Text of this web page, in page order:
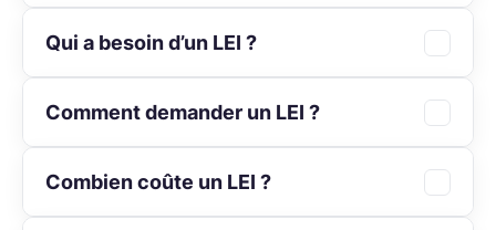
Le Legal Entity Identifier (LEI) est un
identifiant international permettant
d’identifier de manière unique les
entreprises et organisations sur les
marchés financiers. Il vise à renforcer la
transparence et à garantir une
Qui a besoin d’un LEI ?
Le LEI est obligatoire pour toutes les
personnes morales actives sur les marchés
financiers, en particulier lorsqu’elles
effectuent des transactions sur des
Comment demander un LEI ?
Un LEI existant peut être transféré à tout
moment vers un autre fournisseur
Combien coûte un LEI ?